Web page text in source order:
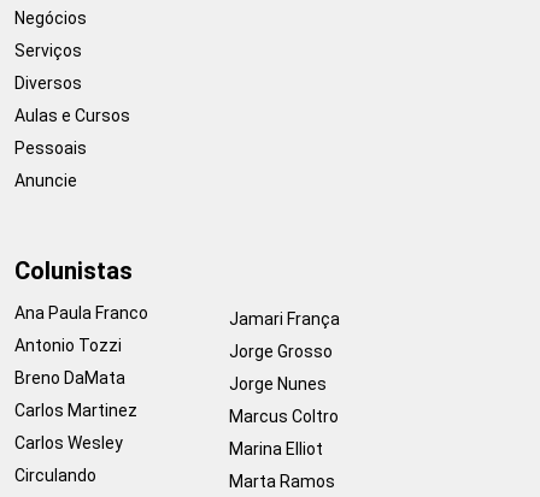
Negócios
Serviços
Diversos
Aulas e Cursos
Pessoais
Anuncie
Colunistas
Ana Paula Franco
Antonio Tozzi
Breno DaMata
Carlos Martinez
Carlos Wesley
Circulando
Jamari França
Jorge Grosso
Jorge Nunes
Marcus Coltro
Marina Elliot
Marta Ramos